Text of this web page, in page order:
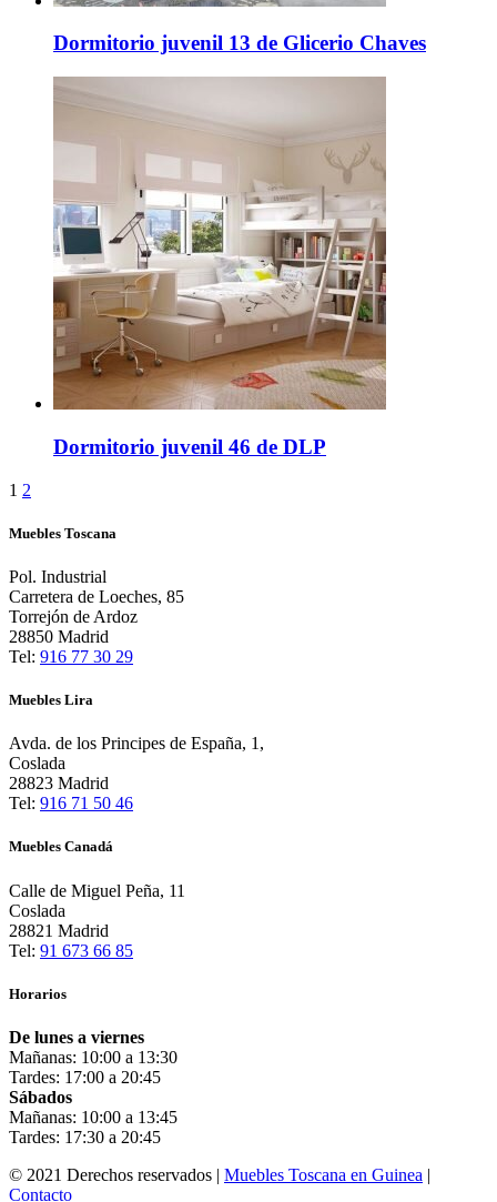
Dormitorio juvenil 13 de Glicerio Chaves
Dormitorio juvenil 46 de DLP
1 2
Muebles Toscana
Pol. Industrial
Carretera de Loeches, 85
Torrejón de Ardoz
28850 Madrid
Tel: 916 77 30 29
Muebles Lira
Avda. de los Principes de España, 1,
Coslada
28823 Madrid
Tel: 916 71 50 46
Muebles Canadá
Calle de Miguel Peña, 11
Coslada
28821 Madrid
Tel: 91 673 66 85
Horarios
De lunes a viernes
Mañanas: 10:00 a 13:30
Tardes: 17:00 a 20:45
Sábados
Mañanas: 10:00 a 13:45
Tardes: 17:30 a 20:45
© 2021 Derechos reservados | Muebles Toscana en Guinea |
Contacto